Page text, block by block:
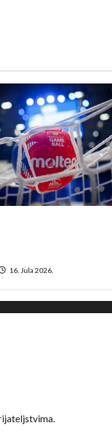
16. Jula 2026.